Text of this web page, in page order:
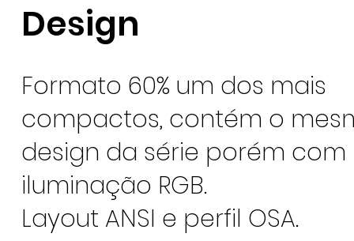
Design
Formato 60% um dos mais
compactos, contém o
design da série porém com
iluminação RGB.
Layout ANSI e perfil OSA.